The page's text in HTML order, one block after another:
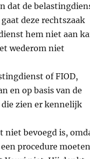
dat de
deze rechtszaak
hem niet aan
wederom niet
of FIOD,
en op basis van de
die zien er kennelijk
niet bevoegd is,
procedure moeten